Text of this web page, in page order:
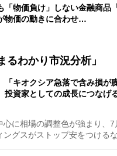
「物価負け」しない金融商品
価の動きに合わせ…
るわかり市況分析」
「キオクシア急落で含み損
投資家としての成長につな
に相場の調整色が強まり、7
ングスがストップ安をつける